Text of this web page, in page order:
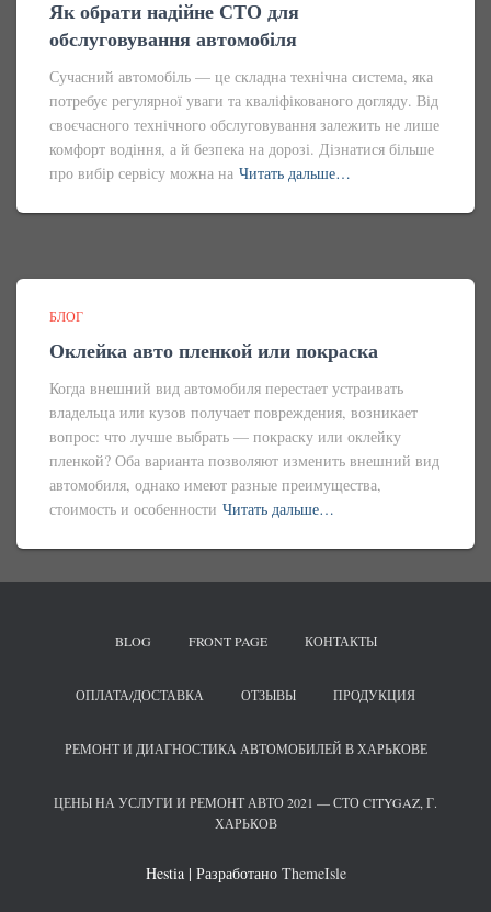
Як обрати надійне СТО для
обслуговування автомобіля
Сучасний автомобіль — це складна технічна система, яка
потребує регулярної уваги та кваліфікованого догляду. Від
своєчасного технічного обслуговування залежить не лише
комфорт водіння, а й безпека на дорозі. Дізнатися більше
про вибір сервісу можна на Читать дальше…
БЛОГ
Оклейка авто пленкой или покраска
Когда внешний вид автомобиля перестает устраивать
владельца или кузов получает повреждения, возникает
вопрос: что лучше выбрать — покраску или оклейку
пленкой? Оба варианта позволяют изменить внешний вид
автомобиля, однако имеют разные преимущества,
стоимость и особенности Читать дальше…
BLOG FRONT PAGE КОНТАКТЫ
ОПЛАТА/ДОСТАВКА ОТЗЫВЫ ПРОДУКЦИЯ
РЕМОНТ И ДИАГНОСТИКА АВТОМОБИЛЕЙ В ХАРЬКОВЕ
ЦЕНЫ НА УСЛУГИ И РЕМОНТ АВТО 2021 — СТО CITYGAZ, Г.
ХАРЬКОВ
Hestia | Разработано ThemeIsle